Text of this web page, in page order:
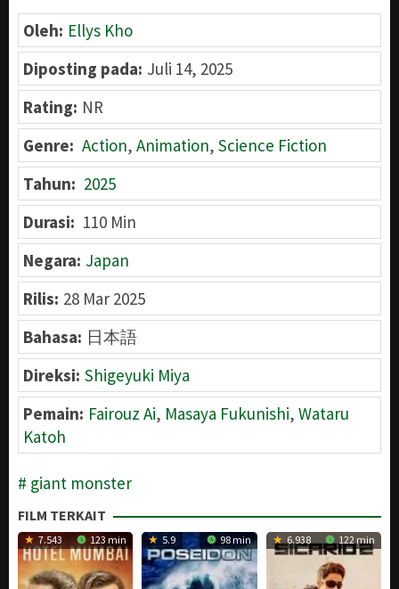
Oleh: Ellys Kho
Diposting pada: Juli 14, 2025
Rating: NR
Genre: Action, Animation, Science Fiction
Tahun: 2025
Durasi: 110 Min
Negara: Japan
Rilis: 28 Mar 2025
Bahasa: 日本語
Direksi: Shigeyuki Miya
Pemain: Fairouz Ai, Masaya Fukunishi, Wataru
Katoh
giant monster
FILM TERKAIT
7.543 123 min 5.9 98 min 6.938 122 min